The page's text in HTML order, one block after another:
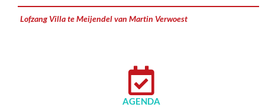
Lofzang Villa te Meijendel van Martin Verwoest
AGENDA